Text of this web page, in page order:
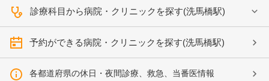
診療科目から病院・クリニックを探す(洗馬橋駅)
予約ができる病院・クリニックを探す(洗馬橋駅)
各都道府県の休日・夜間診療、救急、当番医情報